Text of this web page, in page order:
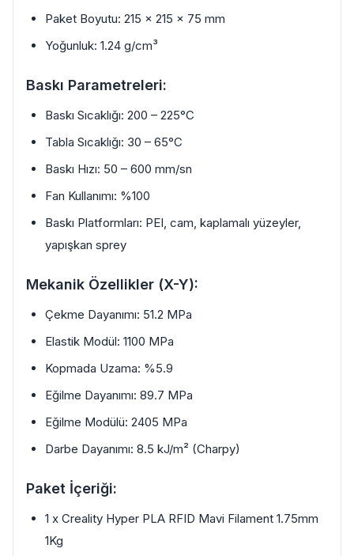
Paket Boyutu: 215 × 215 × 75 mm
Yoğunluk: 1.24 g/cm³
Baskı Parametreleri:
Baskı Sıcaklığı: 200 – 225°C
Tabla Sıcaklığı: 30 – 65°C
Baskı Hızı: 50 – 600 mm/sn
Fan Kullanımı: %100
Baskı Platformları: PEI, cam, kaplamalı yüzeyler,
yapışkan sprey
Mekanik Özellikler (X-Y):
Çekme Dayanımı: 51.2 MPa
Elastik Modül: 1100 MPa
Kopmada Uzama: %5.9
Eğilme Dayanımı: 89.7 MPa
Eğilme Modülü: 2405 MPa
Darbe Dayanımı: 8.5 kJ/m² (Charpy)
Paket İçeriği:
1 x Creality Hyper PLA RFID Mavi Filament 1.75mm
1Kg